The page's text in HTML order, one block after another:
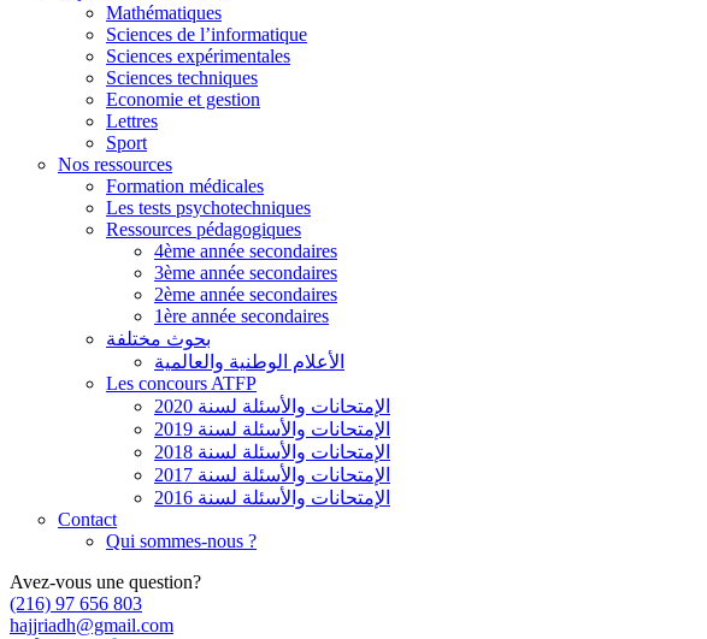
Mathématiques
Sciences de l’informatique
Sciences expérimentales
Sciences techniques
Economie et gestion
Lettres
Sport
Nos ressources
Formation médicales
Les tests psychotechniques
Ressources pédagogiques
4ème année secondaires
3ème année secondaires
2ème année secondaires
1ère année secondaires
بحوث مختلفة
الأعلام الوطنية والعالمية
Les concours ATFP
الإمتحانات والأسئلة لسنة 2020
الإمتحانات والأسئلة لسنة 2019
الإمتحانات والأسئلة لسنة 2018
الإمتحانات والأسئلة لسنة 2017
الإمتحانات والأسئلة لسنة 2016
Contact
Qui sommes-nous ?
Avez-vous une question?
(216) 97 656 803
hajjriadh@gmail.com